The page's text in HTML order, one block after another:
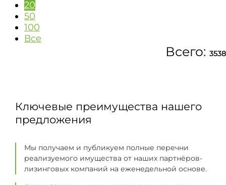
20
50
100
Все
Всего:
Ключевые преимущества нашего
предложения
Мы получаем и публикуем полные перечни
реализуемого имущества от наших партнёров-
лизинговых компаний на еженедельной основе.